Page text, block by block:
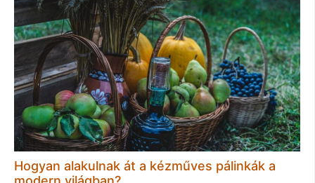
Hogyan alakulnak át a kézműves pálinkák a